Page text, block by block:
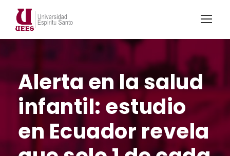
Alerta en la salud
infantil: estudio
en Ecuador revela